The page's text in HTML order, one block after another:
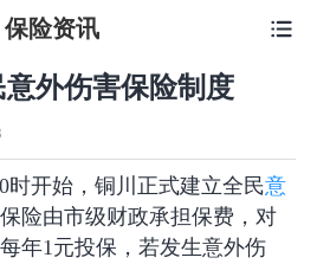
保险资讯
外伤害保险制度
时开始，铜川正式建立全民意
险由市级财政承担保费，对
年1元投保，若发生意外伤